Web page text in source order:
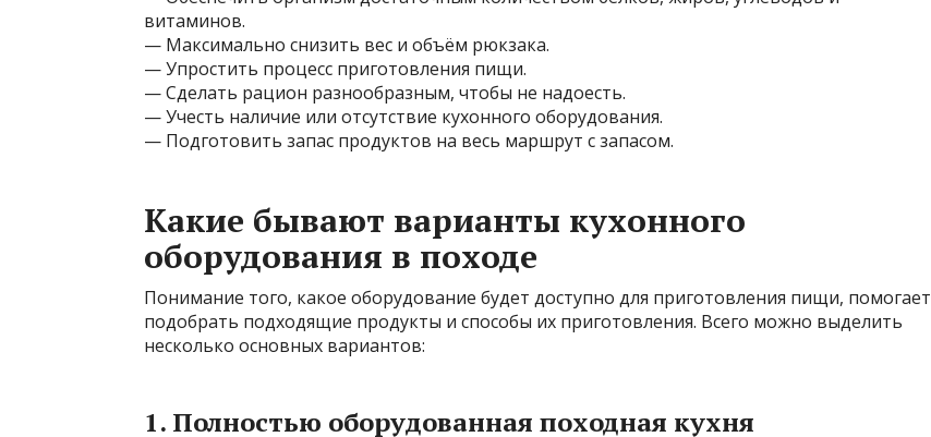
витаминов.
— Максимально снизить вес и объём рюкзака.
— Упростить процесс приготовления пищи.
— Сделать рацион разнообразным, чтобы не надоесть.
— Учесть наличие или отсутствие кухонного оборудования.
— Подготовить запас продуктов на весь маршрут с запасом.
Какие бывают варианты кухонного
оборудования в походе
Понимание того, какое оборудование будет доступно для приготовления пищи, помогает
подобрать подходящие продукты и способы их приготовления. Всего можно выделить
несколько основных вариантов:
1. Полностью оборудованная походная кухня